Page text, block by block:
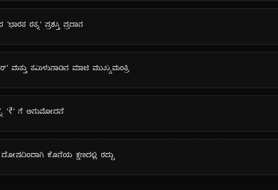
ರತ್ನ' ಪ್ರಶಸ್ತಿ ಪ್ರದಾನ
ಮತ್ತು ತಮಿಳುನಾಡಿನ ಮಾಜಿ ಮುಖ್ಯಮಂತ್ರಿ
'₹' ಗೆ ಅನುಮೋದನೆ
ಕೊನೆಯ ಕ್ಷಣದಲ್ಲಿ ರದ್ದು